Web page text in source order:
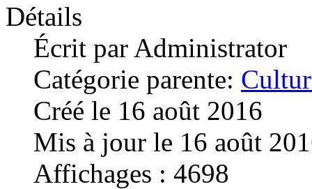
Détails
Écrit par Administrator
Catégorie parente:
Créé le 16 août 2016
Mis à jour le 16 août
Affichages : 4698